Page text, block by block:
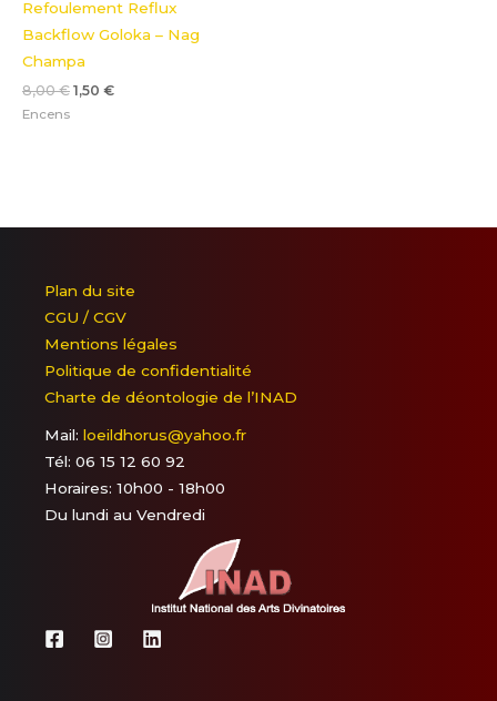
Refoulement Reflux
Backflow Goloka – Nag
Champa
8,00€ 1,50 €
Encens
Plan du site
CGU / CGV
Mentions légales
Politique de confidentialité
Charte de déontologie de l’INAD
Mail:loeildhorus@yahoo.fr
Tél: 06 15 12 60 92
Horaires: 10h00 - 18h00
Du lundi au Vendredi